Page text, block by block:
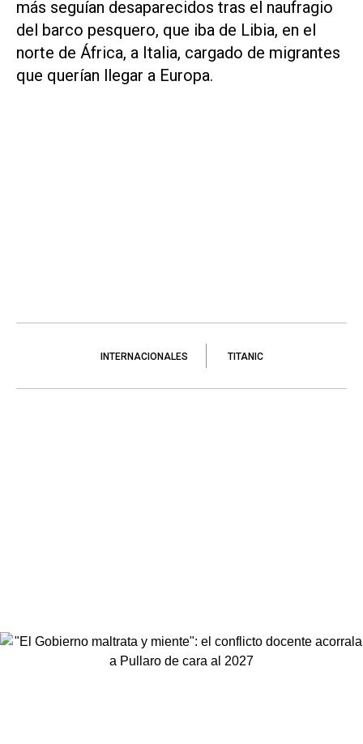
más seguían desaparecidos tras el naufragio
del barco pesquero, que iba de Libia, en el
norte de África, a Italia, cargado de migrantes
que querían llegar a Europa.
INTERNACIONALES TITANIC